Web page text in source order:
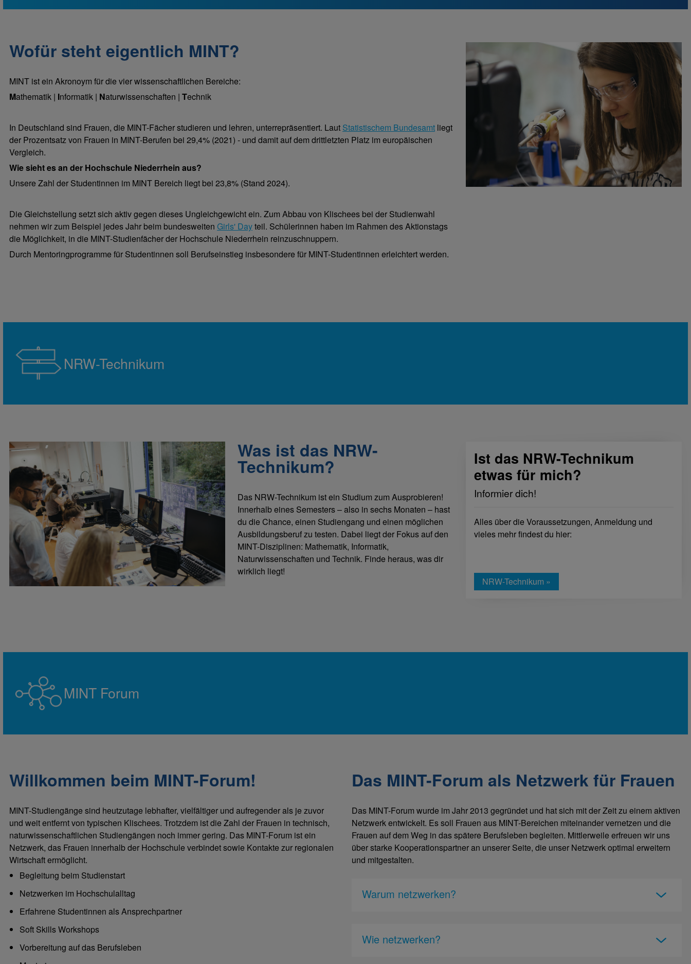
Wofür steht eigentlich MINT?
MINT ist ein Akronoym für die vier wissenschaftlichen Bereiche:
Mathematik | Informatik | Naturwissenschaften | Technik
In Deutschland sind Frauen, die MINT-Fächer studieren und lehren, unterrepräsentiert. Laut Statistischem Bundesamt liegt
der Prozentsatz von Frauen in MINT-Berufen bei 29,4% (2021) - und damit auf dem drittletzten Platz im europäischen
Vergleich.
Wie sieht es an der Hochschule Niederrhein aus?
Unsere Zahl der Studentinnen im MINT Bereich liegt bei 23,8% (Stand 2024).
Die Gleichstellung setzt sich aktiv gegen dieses Ungleichgewicht ein. Zum Abbau von Klischees bei der Studienwahl
nehmen wir zum Beispiel jedes Jahr beim bundesweiten Girls' Dayteil. Schülerinnen haben im Rahmen des Aktionstags
die Möglichkeit, in die MINT-Studienfächer der Hochschule Niederrhein reinzuschnuppern.
Durch Mentoringprogramme für Studentinnen soll Berufseinstieg insbesondere für MINT-Studentinnen erleichtert werden.
NRW-Technikum
Was ist das NRW-
Technikum?
Das NRW-Technikum ist ein Studium zum Ausprobieren!
Innerhalb eines Semesters – also in sechs Monaten – hast
du die Chance, einen Studiengang und einen möglichen
Ausbildungsberuf zu testen. Dabei liegt der Fokus auf den
MINT-Disziplinen: Mathematik, Informatik,
Naturwissenschaften und Technik. Finde heraus, was dir
wirklich liegt!
Ist das NRW-Technikum
etwas für mich?
Informier dich!
Alles über die Voraussetzungen, Anmeldung und
vieles mehr findest du hier:
NRW-Technikum »
MINT Forum
Willkommen beim MINT-Forum!
MINT-Studiengänge sind heutzutage lebhafter, vielfältiger und aufregender als je zuvor
und weit entfernt von typischen Klischees. Trotzdem ist die Zahl der Frauen in technisch,
naturwissenschaftlichen Studiengängen noch immer gering. Das MINT-Forum ist ein
Netzwerk, das Frauen innerhalb der Hochschule verbindet sowie Kontakte zur regionalen
Wirtschaft ermöglicht.
Begleitung beim Studienstart
Netzwerken im Hochschulalltag
Erfahrene Studentinnen als Ansprechpartner
Soft Skills Workshops
Vorbereitung auf das Berufsleben
Das MINT-Forum als Netzwerk für Frauen
Das MINT-Forum wurde im Jahr 2013 gegründet und hat sich mit der Zeit zu einem aktiven
Netzwerk entwickelt. Es soll Frauen aus MINT-Bereichen miteinander vernetzen und die
Frauen auf dem Weg in das spätere Berufsleben begleiten. Mittlerweile erfreuen wir uns
über starke Kooperationspartner an unserer Seite, die unser Netzwerk optimal erweitern
und mitgestalten.
Warum netzwerken?
Wie netzwerken?